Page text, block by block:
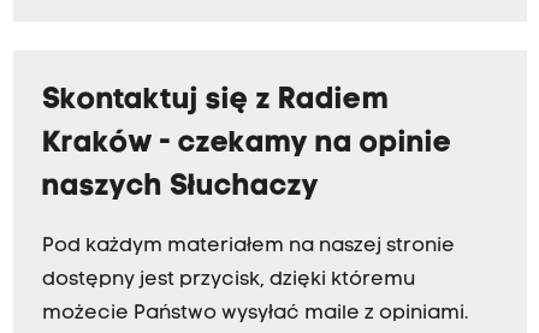
Skontaktuj się z Radiem
Kraków - czekamy na opinie
naszych Słuchaczy
Pod każdym materiałem na naszej stronie
dostępny jest przycisk, dzięki któremu
możecie Państwo wysyłać maile z opiniami.